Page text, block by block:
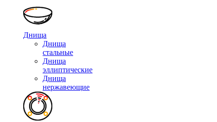
Днища
Днища
стальные
Днища
эллиптические
Днища
нержавеющие